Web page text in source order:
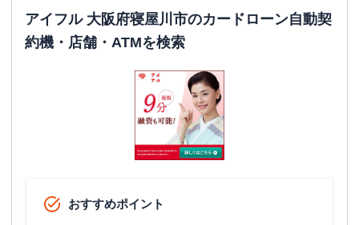
アイフル 大阪府寝屋川市のカードローン自動契
約機・店舗・ATMを検索
おすすめポイント